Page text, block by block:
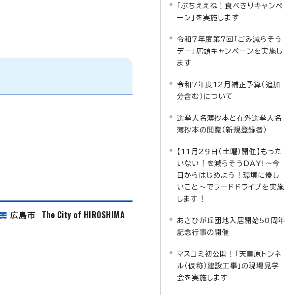
広島市 The City of HIROSHIMA
「ぶちええね！食べきりキャンペ
ーン」を実施します
令和7年度第7回「ごみ減らそう
デー」店頭キャンペーンを実施し
ます
令和7年度12月補正予算（追加
分含む）について
選挙人名簿抄本と在外選挙人名
簿抄本の閲覧（新規登録者）
【11月29日（土曜）開催】もった
いない！を減らそうDAY!～今
日からはじめよう！環境に優し
いこと～でフードドライブを実施
します！
あさひが丘団地入居開始50周年
記念行事の開催
マスコミ初公開！「天皇原トンネ
ル（仮称）建設工事」の現場見学
会を実施します